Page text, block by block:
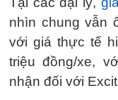
nhìn chung vẫn
với giá thực tế
triệu đồng/xe,
nhận đối với